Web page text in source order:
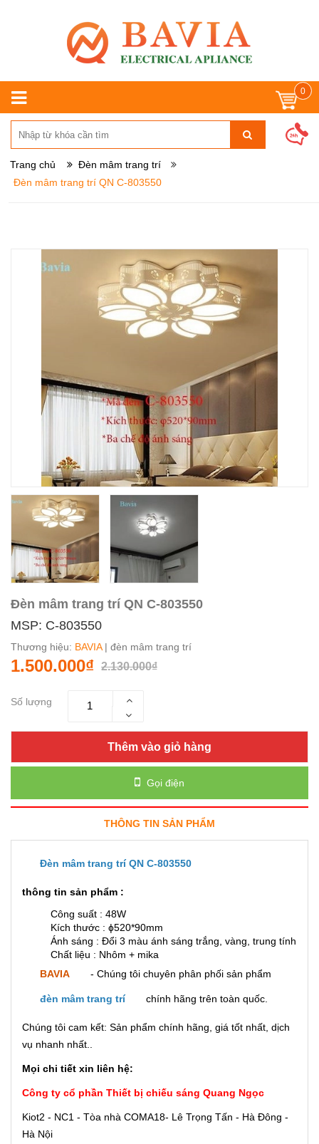
0
Trang chủ
Đèn mâm trang trí
Đèn mâm trang trí QN C-803550
Đèn mâm trang trí QN C-803550
MSP: C-803550
Thương hiệu: BAVIA| đèn mâm trang trí
1.500.000₫ 2.130.000₫
Số lượng
Thêm vào giỏ hàng
Gọi điện
THÔNG TIN SẢN PHẨM
Đèn mâm trang trí QN C-803550
thông tin sản phẩm :
Công suất : 48W
Kích thước : ɸ520*90mm
Ánh sáng : Đổi 3 màu ánh sáng trắng, vàng, trung tính
Chất liệu : Nhôm + mika
BAVIA
- Chúng tôi chuyên phân phối sản phẩm
đèn mâm trang trí chính hãng trên toàn quốc.
Chúng tôi cam kết: Sản phẩm chính hãng, giá tốt nhất, dịch
vụ nhanh nhất..
Mọi chi tiết xin liên hệ:
Công ty cổ phần Thiết bị chiếu sáng Quang Ngọc
Kiot2 - NC1 - Tòa nhà COMA18- Lê Trọng Tấn - Hà Đông -
Hà Nội